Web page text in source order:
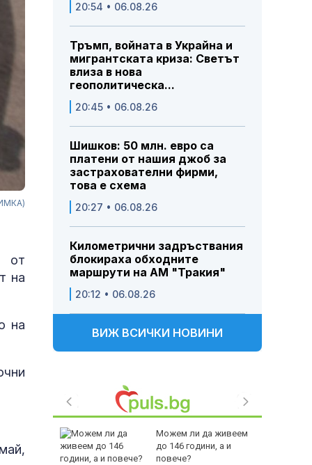
от
на
на
20:54 • 06.08.26
Тръмп, войната в Украйна и
мигрантската криза: Светът
влиза в нова
геополитическа...
20:45 • 06.08.26
Шишков: 50 млн. евро са
платени от нашия джоб за
застрахователни фирми,
това е схема
20:27 • 06.08.26
Километрични задръствания
блокираха обходните
маршрути на АМ "Тракия"
20:12 • 06.08.26
ВИЖ ВСИЧКИ НОВИНИ
Можем ли да живеем
до 146 години, а и
повече?